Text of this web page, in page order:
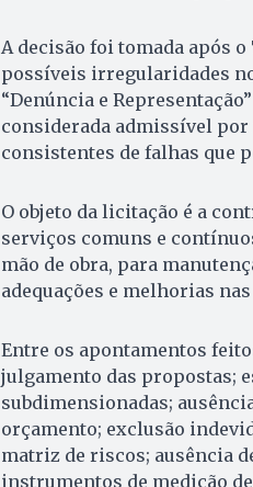
A decisão foi tomada após
possíveis irregularidades
“Denúncia e
considerada admissível
consistentes de falhas que
O objeto da licitação é a
serviços comuns e
mão de obra, para
adequações e melhorias
Entre os apontamentos
julgamento das propostas;
subdimensionadas;
orçamento; exclusão
matriz de riscos; ausência
instrumentos de medição